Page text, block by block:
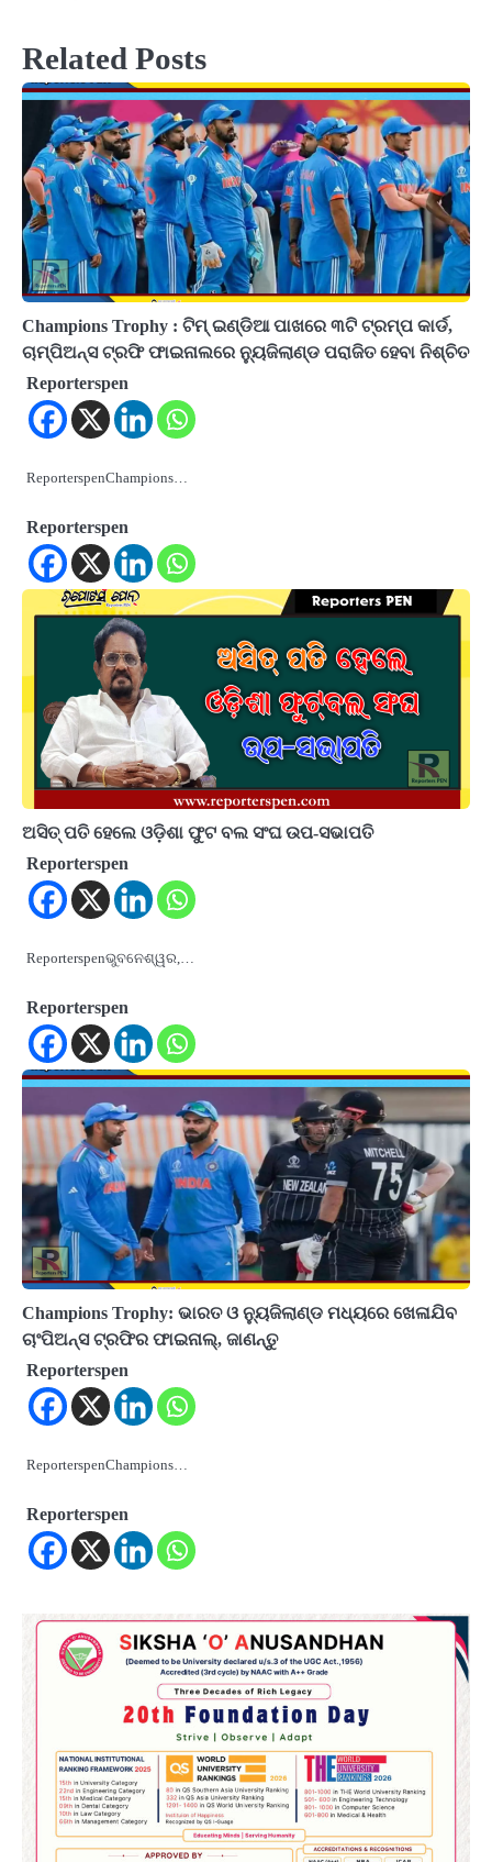
Related Posts
Champions Trophy : ଟିମ୍ ଇଣ୍ଡିଆ ପାଖରେ ୩ଟି ଟ୍ରମ୍ପ କାର୍ଡ,
ଚାମ୍ପିଅନ୍ସ ଟ୍ରଫି ଫାଇନାଲରେ ନ୍ୟୁଜିଲାଣ୍ଡ ପରାଜିତ ହେବା ନିଶ୍ଚିତ
Reporterspen
ReporterspenChampions…
Reporterspen
ଅସିତ୍ ପତି ହେଲେ ଓଡ଼ିଶା ଫୁଟ ବଲ ସଂଘ ଉପ-ସଭାପତି
Reporterspen
Reporterspenଭୁବନେଶ୍ୱର,…
Reporterspen
Champions Trophy: ଭାରତ ଓ ନ୍ୟୁଜିଲାଣ୍ଡ ମଧ୍ୟରେ ଖେଳାଯିବ
ଚାଂପିଅନ୍ସ ଟ୍ରଫିର ଫାଇନାଲ୍‌, ଜାଣନ୍ତୁ
Reporterspen
ReporterspenChampions…
Reporterspen
‘ଭବିଷ୍ୟତ ପିଢିର ଆକାଂକ୍ଷାକୁ ପୂରଣ କରିବା
ଲାଗି ଶିକ୍ଷା ବ୍ୟବସ୍ଥାରେ ପରିବର୍ତ୍ତନ ଜରୁରୀ’
Reporters Pen